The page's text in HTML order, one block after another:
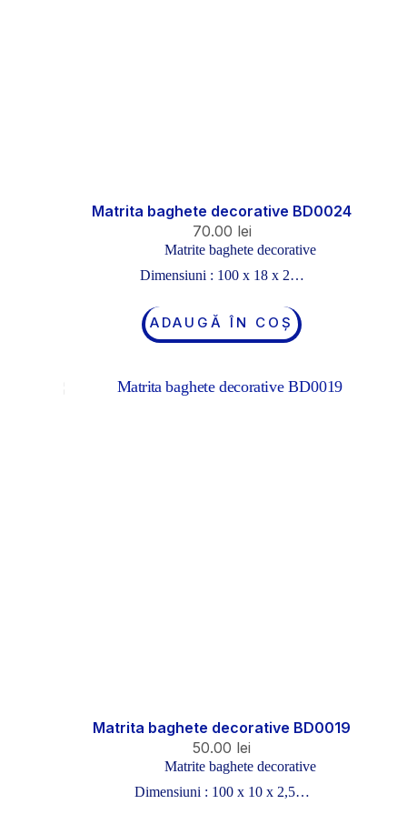
Matrita baghete decorative BD0024
70.00 lei
Matrite baghete decorative
Dimensiuni : 100 x 18 x 2…
ADAUGĂ ÎN COȘ
Matrita baghete decorative BD0019
50.00 lei
Matrite baghete decorative
Dimensiuni : 100 x 10 x 2,5…